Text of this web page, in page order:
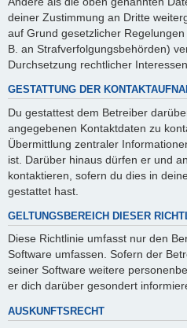
deiner Zustimmung an Dritte
auf Grund gesetzlicher
B. an Strafverfolgungsbehörden)
Durchsetzung rechtlicher
GESTATTUNG DER
Du gestattest dem Betreiber
angegebenen Kontaktdaten zu
Übermittlung zentraler
ist. Darüber hinaus dürfen er und
kontaktieren, sofern du dies in
gestattet hast.
GELTUNGSBEREICH DIESER
Diese Richtlinie umfasst nur den
Software umfassen. Sofern der
seiner Software weitere
er dich darüber gesondert
AUSKUNFTSRECHT